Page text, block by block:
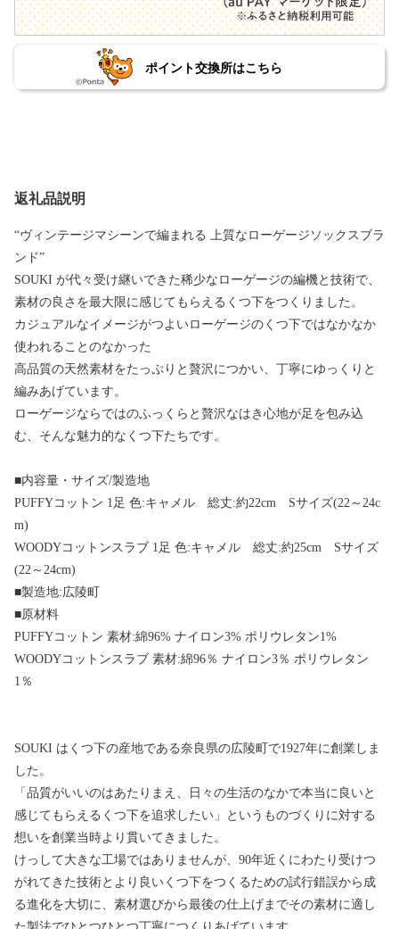
ポイント交換所はこちら
返礼品説明
“ヴィンテージマシーンで編まれる 上質なローゲージソックスブラ
ンド”
SOUKI が代々受け継いできた稀少なローゲージの編機と技術で、
素材の良さを最大限に感じてもらえるくつ下をつくりました。
カジュアルなイメージがつよいローゲージのくつ下ではなかなか
使われることのなかった
高品質の天然素材をたっぷりと贅沢につかい、丁寧にゆっくりと
編みあげています。
ローゲージならではのふっくらと贅沢なはき心地が足を包み込
む、そんな魅力的なくつ下たちです。
■内容量・サイズ/製造地
PUFFYコットン 1足 色:キャメル 総丈:約22cm Sサイズ(22～24c
m)
WOODYコットンスラブ 1足 色:キャメル 総丈:約25cm Sサイズ
(22～24cm)
■製造地:広陵町
■原材料
PUFFYコットン 素材:綿96% ナイロン3% ポリウレタン1%
WOODYコットンスラブ 素材:綿96％ ナイロン3％ ポリウレタン
1％
SOUKI はくつ下の産地である奈良県の広陵町で1927年に創業しま
した。
「品質がいいのはあたりまえ、日々の生活のなかで本当に良いと
感じてもらえるくつ下を追求したい」というものづくりに対する
想いを創業当時より貫いてきました。
けっして大きな工場ではありませんが、90年近くにわたり受けつ
がれてきた技術とより良いくつ下をつくるための試行錯誤から成
る進化を大切に、素材選びから最後の仕上げまでその素材に適し